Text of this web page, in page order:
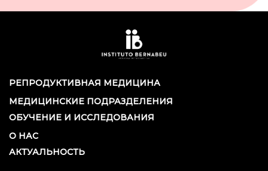
РЕПРОДУКТИВНАЯ МЕДИЦИНА
МЕДИЦИНСКИЕ ПОДРАЗДЕЛЕНИЯ
ОБУЧЕНИЕ И ИССЛЕДОВАНИЯ
О НАС
АКТУАЛЬНОСТЬ